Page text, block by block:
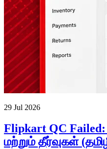
29 Jul 2026
Flipkart QC
மற்றும் தீர்வுகள்